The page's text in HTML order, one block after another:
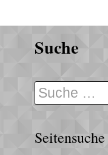
Suche
Seitensuche